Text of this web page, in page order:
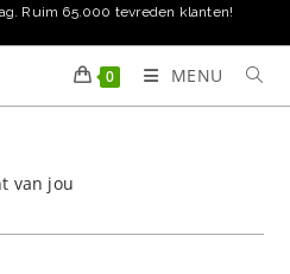
Ruim 65.000 tevreden klanten!
0 MENU